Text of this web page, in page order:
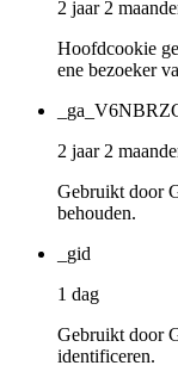
2 jaar 2
Hoofdcookie
ene bezoeker
2 jaar 2
Gebruikt door
behouden.
_gid
1 dag
Gebruikt door
identificeren.